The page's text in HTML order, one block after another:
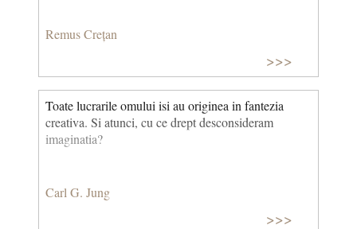
Remus Crețan
>>>
Toate lucrarile omului isi au originea in fantezia
creativa. Si atunci, cu ce drept desconsideram
imaginatia?
Carl G. Jung
>>>